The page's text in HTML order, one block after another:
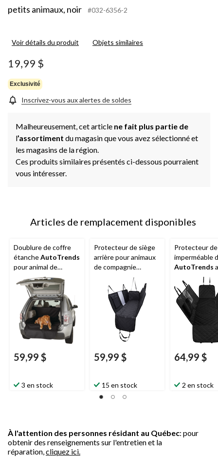
petits animaux, noir
#032-6356-2
Voir détails du produit Objets similaires
19,99 $
Exclusivité
Inscrivez-vous aux alertes de soldes
Malheureusement, cet article ne fait plus partie de
l’assortiment du magasin que vous avez sélectionné et
les magasins de la région.
Ces produits similaires présentés ci-dessous pourraient
vous intéresser.
Articles de remplacement disponibles
Doublure de coffre
étancheAutoTrends
pour animal de
compagnie, noir
59,99 $
3 en stock
Protecteur de siège
arrière pour animaux
de compagnie
avec
fenêtre en filet, noir
59,99 $
15 en stock
Protecteur
imperméable
AutoTrends
rabats
hamac pour
64,99 $
2 en stock
À l'attention des personnes résidant au Québec: pour
obtenir des renseignements sur l'entretien et la
réparation, cliquez ici.